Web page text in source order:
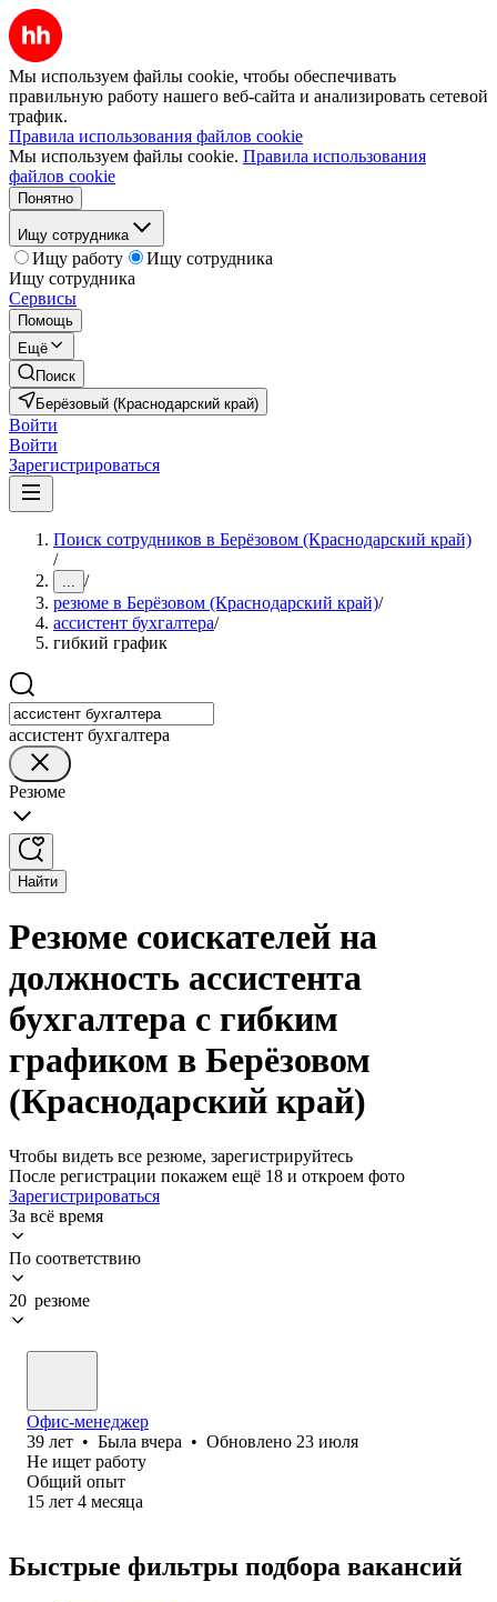
Мы используем файлы cookie, чтобы обеспечивать
правильную работу нашего веб-сайта и анализировать сетевой
трафик.
Правила использования файлов cookie
Мы используем файлы cookie. Правила использования
файлов cookie
Понятно
Ищу сотрудника
Ищу работу
Ищу сотрудника
Ищу сотрудника
Сервисы
Помощь
Ещё
Поиск
Берёзовый (Краснодарский край)
Войти
Войти
Зарегистрироваться
Поиск сотрудников в Берёзовом (Краснодарский край)
/
... /
резюме в Берёзовом (Краснодарский край)/
ассистент бухгалтера/
гибкий график
ассистент бухгалтера
Резюме
Найти
Резюме соискателей на
должность ассистента
бухгалтера с гибким
графиком в Берёзовом
(Краснодарский край)
Чтобы видеть все резюме, зарегистрируйтесь
После регистрации покажем ещё 18 и откроем фото
Зарегистрироваться
За всё время
По соответствию
20 резюме
Офис-менеджер
39 лет • Была вчера • Обновлено 23 июля
Не ищет работу
Общий опыт
15 лет 4 месяца
Быстрые фильтры подбора вакансий